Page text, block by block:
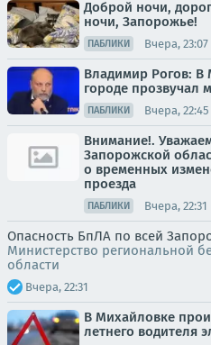
Доброй ночи,
ночи, Запорожье!
ПАБЛИКИ Вчера, 23:07
Владимир Рогов: В
городе
ПАБЛИКИ Вчера, 22:45
Внимание!.
Запорожской
о временных
проезда
ПАБЛИКИ Вчера, 22:31
Опасность БпЛА по всей
Министерство региональной
области
Вчера, 22:31
В Михайловке
летнего водителя